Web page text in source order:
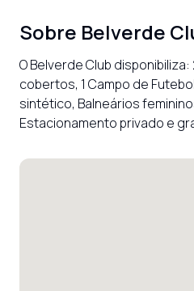
Sobre Belverde
O Belverde Club
cobertos, 1 Campo de
sintético, Balneários
Estacionamento privado e